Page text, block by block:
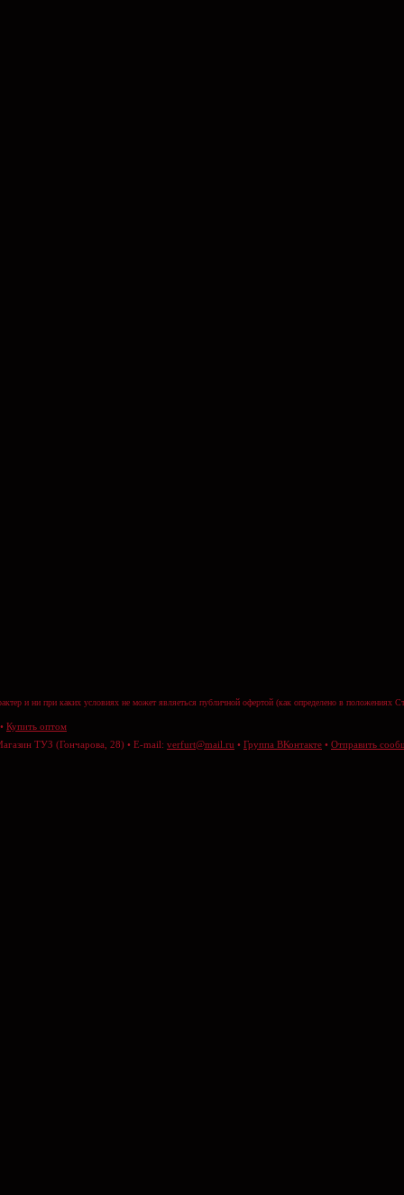
и ни при каких условиях не может являеться публичной офертой (как определено в
Купить оптом
ТУЗ (Гончарова, 28) • E-mail: verfurt@mail.ru • Группа ВКонтакте • Отправить